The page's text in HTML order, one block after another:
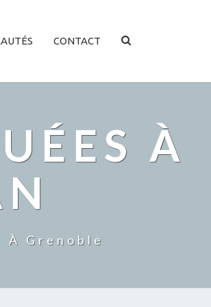
CONTACT
SEARCH
À
À Grenoble